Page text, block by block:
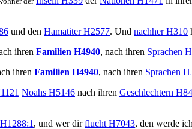
und den HamatiterH2577. Und nachherH310
ihren Familien H4940, nach ihren Sprachen
ihren Familien H4940, nach ihren Sprachen
Noahs H5146 nach ihren Geschlechtern
H1288:1 , und wer dirflucht H7043, den werde ich